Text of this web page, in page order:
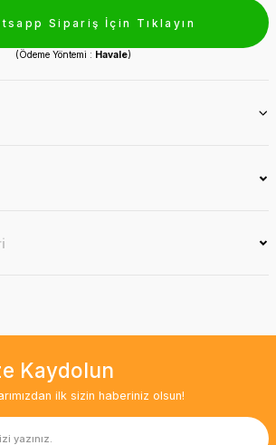
Sipariş İçin Tıklayın
(Ödeme Yöntemi : Havale)
Kaydolun
ilk sizin haberiniz olsun!